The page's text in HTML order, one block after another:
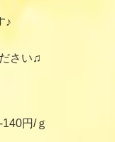
♪
さい♫
-140円/ｇ